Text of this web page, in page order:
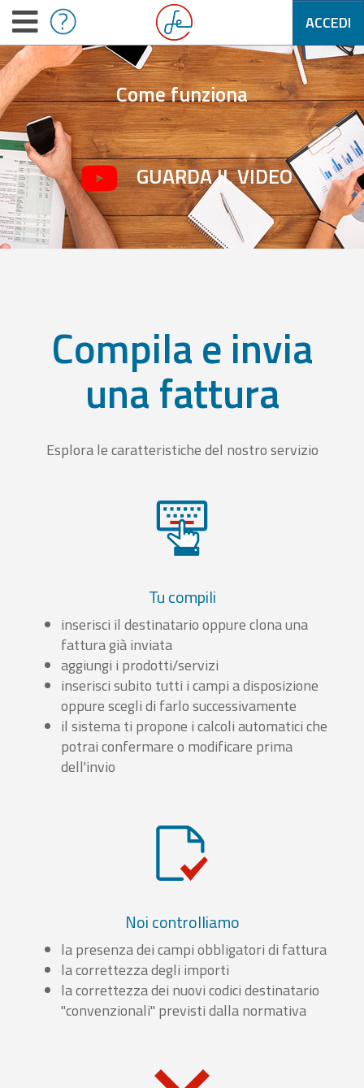
ACCEDI
Come funziona
GUARDA IL VIDEO
Compila e invia
una fattura
Esplora le caratteristiche del nostro servizio
Tu compili
inserisci il destinatario oppure clona una
fattura già inviata
aggiungi i prodotti/servizi
inserisci subito tutti i campi a disposizione
oppure scegli di farlo successivamente
il sistema ti propone i calcoli automatici che
potrai confermare o modificare prima
dell'invio
Noi controlliamo
la presenza dei campi obbligatori di fattura
la correttezza degli importi
la correttezza dei nuovi codici destinatario
"convenzionali" previsti dalla normativa